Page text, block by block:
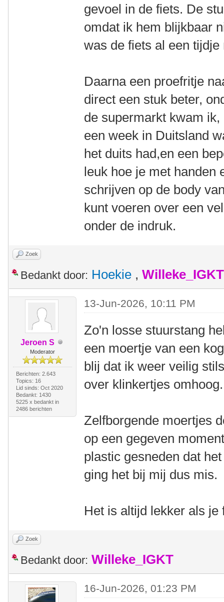
gevoel in de fiets. De
omdat ik hem blijkbaar
was de fiets al een
Daarna een proefritje
direct een stuk beter,
de supermarkt kwam
een week in Duitsland
het duits had,en een
leuk hoe je met handen
schrijven op de body
kunt voeren over een
onder de indruk.
Zoek
Bedankt door: Hoekie , Willeke_IGKT
Jeroen S
Moderator
Berichten: 2.643
Topics: 16
Lid sinds: Oct 2020
Bedankt: 1430
5225 x bedankt in
2486 berichten
13-Jun-2026, 10:11 PM
Zo'n losse stuurstang
een moertje van een
blij dat ik weer veilig
over klinkertjes
Zelfborgende moertjes
op een gegeven
plastic gesneden dat
ging het bij mij dus mis.
Het is altijd lekker als je
Zoek
Bedankt door: Willeke_IGKT
16-Jun-2026, 01:23 PM